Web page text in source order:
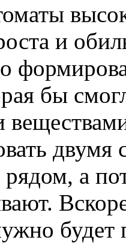
и
о
бы
двумя
а